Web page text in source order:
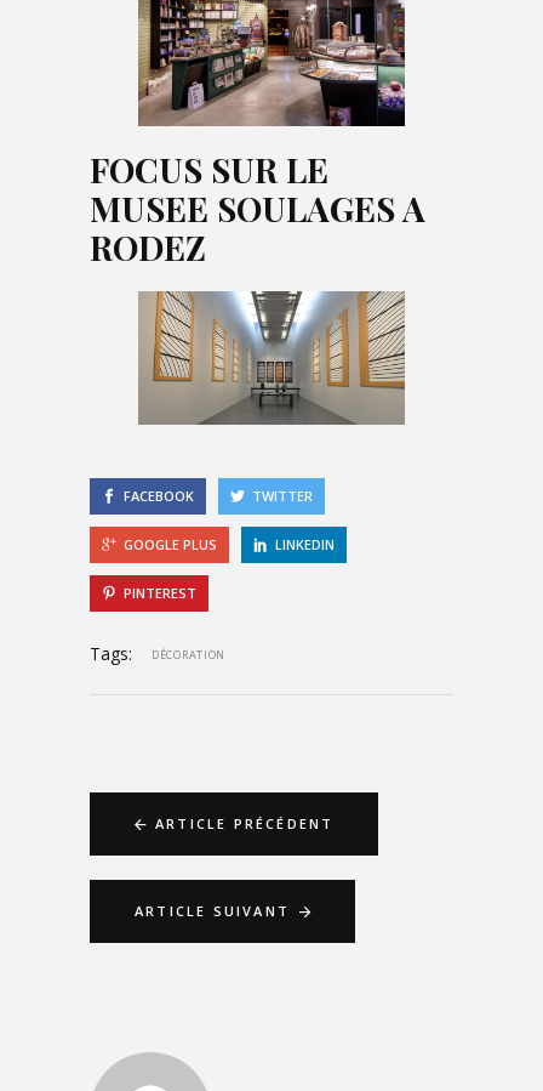
FOCUS SUR LE
MUSEE SOULAGES A
RODEZ
FACEBOOK TWITTER
GOOGLE PLUS LINKEDIN
PINTEREST
Tags: DÉCORATION
ARTICLE PRÉCÉDENT
ARTICLE SUIVANT